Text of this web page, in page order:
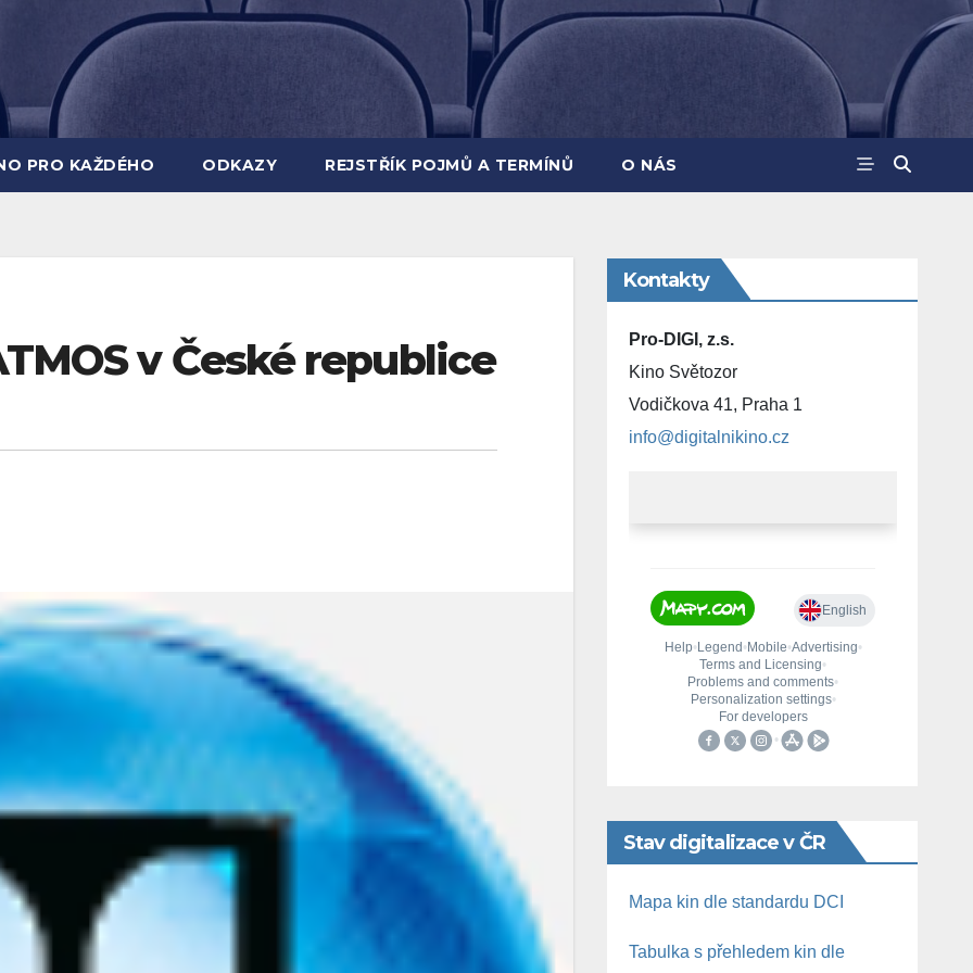
PRO KAŽDÉHO ODKAZY REJSTŘÍK POJMŮ A TERMÍNŮ O NÁS
v České republice
Kontakty
Pro-DIGI, z.s.
Kino Světozor
Vodičkova 41, Praha 1
info@digitalnikino.cz
Stav digitalizace v ČR
Mapa kin dle standardu DCI
Tabulka s přehledem kin dle